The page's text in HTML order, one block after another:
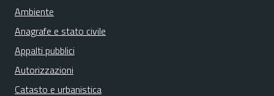
Ambiente
Anagrafe e stato civile
Appalti pubblici
Autorizzazioni
Catasto e urbanistica